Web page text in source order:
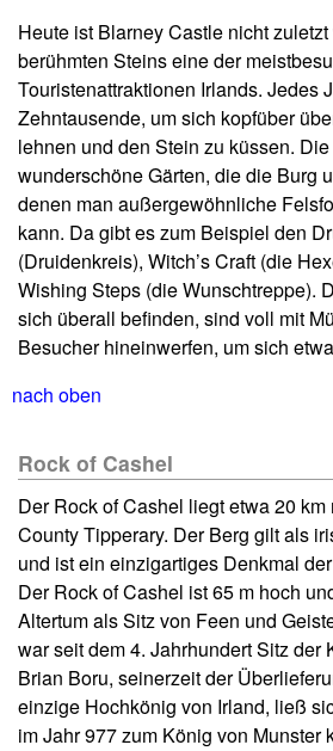
Heute ist Blarney Castle nicht
berühmten Steins eine der
Touristenattraktionen Irlands. Jedes
Zehntausende, um sich kopfüber
lehnen und den Stein zu küssen.
wunderschöne Gärten, die die Burg
denen man außergewöhnliche
kann. Da gibt es zum Beispiel den
(Druidenkreis), Witch’s Craft (die
Wishing Steps (die Wunschtreppe).
sich überall befinden, sind voll mit
Besucher hineinwerfen, um sich
nach oben
Rock of Cashel
Der Rock of Cashel liegt etwa 20
County Tipperary. Der Berg gilt als
und ist ein einzigartiges Denkmal
Der Rock of Cashel ist 65 m hoch
Altertum als Sitz von Feen und
war seit dem 4. Jahrhundert Sitz der
Brian Boru, seinerzeit der
einzige Hochkönig von Irland, ließ
im Jahr 977 zum König von Munster